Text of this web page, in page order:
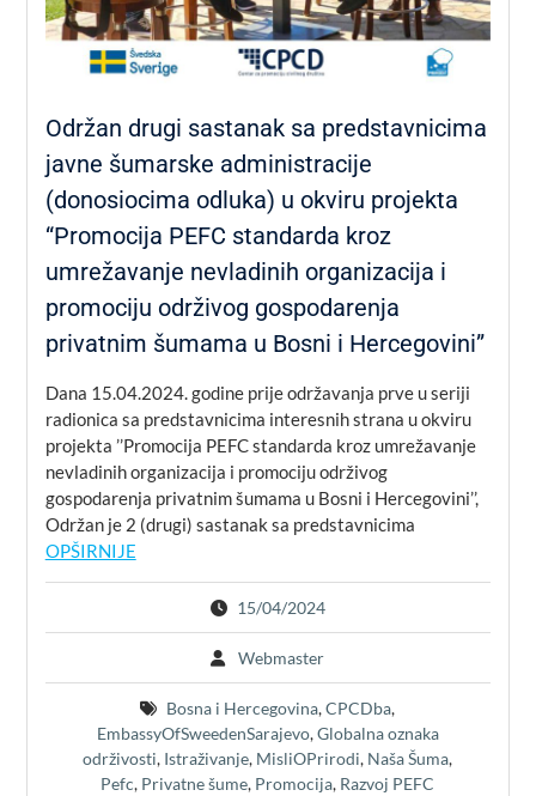
Održan drugi sastanak sa predstavnicima
javne šumarske administracije
(donosiocima odluka) u okviru projekta
“Promocija PEFC standarda kroz
umrežavanje nevladinih organizacija i
promociju održivog gospodarenja
privatnim šumama u Bosni i Hercegovini”
Dana 15.04.2024. godine prije održavanja prve u seriji
radionica sa predstavnicima interesnih strana u okviru
projekta ’’Promocija PEFC standarda kroz umrežavanje
nevladinih organizacija i promociju održivog
gospodarenja privatnim šumama u Bosni i Hercegovini’’,
Održan je 2 (drugi) sastanak sa predstavnicima
OPŠIRNIJE
15/04/2024
Webmaster
Bosna i Hercegovina,CPCDba,
EmbassyOfSweedenSarajevo,Globalna oznaka
održivosti, Istraživanje, MisliOPrirodi, Naša Šuma,
Pefc, Privatne šume, Promocija, Razvoj PEFC